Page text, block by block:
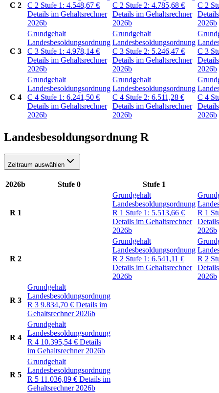
C 2
C 2 Stufe 1: 4.548,67 €
Details im Gehaltsrechner
2026b
C 2 Stufe 2: 4.785,68 €
Details im Gehaltsrechner
2026b
C 2
2026b
C 3
Grundgehalt
Landesbesoldungsordnung
C 3 Stufe 1: 4.978,14 €
Details im Gehaltsrechner
2026b
Grundgehalt
Landesbesoldungsordnung
C 3 Stufe 2: 5.246,47 €
Details im Gehaltsrechner
2026b
C 3
2026b
C 4
Grundgehalt
Landesbesoldungsordnung
C 4 Stufe 1: 6.241,50 €
Details im Gehaltsrechner
2026b
Grundgehalt
Landesbesoldungsordnung
C 4 Stufe 2: 6.511,28 €
Details im Gehaltsrechner
2026b
C 4
2026b
Landesbesoldungsordnung R
Zeitraum auswählen
2026b Stufe 0 Stufe 1
R 1
Grundgehalt
Landesbesoldungsordnung
R 1 Stufe 1: 5.513,66 €
Details im Gehaltsrechner
2026b
R 1
2026b
R 2
Grundgehalt
Landesbesoldungsordnung
R 2 Stufe 1: 6.541,11 €
Details im Gehaltsrechner
2026b
R 2
2026b
R 3
Grundgehalt
Landesbesoldungsordnung
R 3 9.834,70 € Details im
Gehaltsrechner 2026b
R 4
Grundgehalt
Landesbesoldungsordnung
R 4 10.395,54 € Details
im Gehaltsrechner 2026b
R 5
Grundgehalt
Landesbesoldungsordnung
R 5 11.036,89 € Details im
Gehaltsrechner 2026b